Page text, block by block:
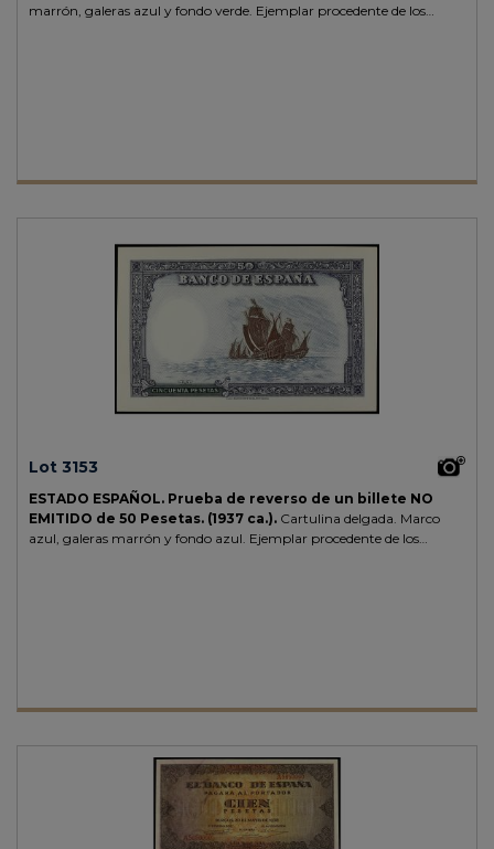
marrón, galeras azul y fondo verde. Ejemplar procedente de los
Lot 3153
ESTADO ESPAÑOL. Prueba de reverso de un billete NO
EMITIDO de 50 Pesetas. (1937 ca.). Cartulina delgada. Marco
azul, galeras marrón y fondo azul. Ejemplar procedente de los